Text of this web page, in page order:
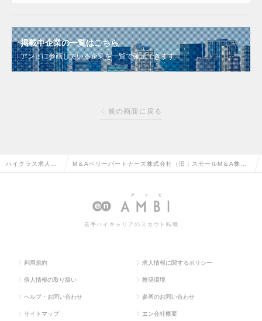
掲載中企業の一覧はこちら
アンビに参画している企業を一覧で確認できます
前の画面に戻る
ハイクラス求人TO M＆Aベリーパートナーズ株式会社（旧：スモールM＆A株式
若手ハイキャリアのスカウト転職
利用規約 求人情報に関するポリシー
個人情報の取り扱い 推奨環境
ヘルプ・お問い合わせ 参画のお問い合わせ
サイトマップ エン会社概要